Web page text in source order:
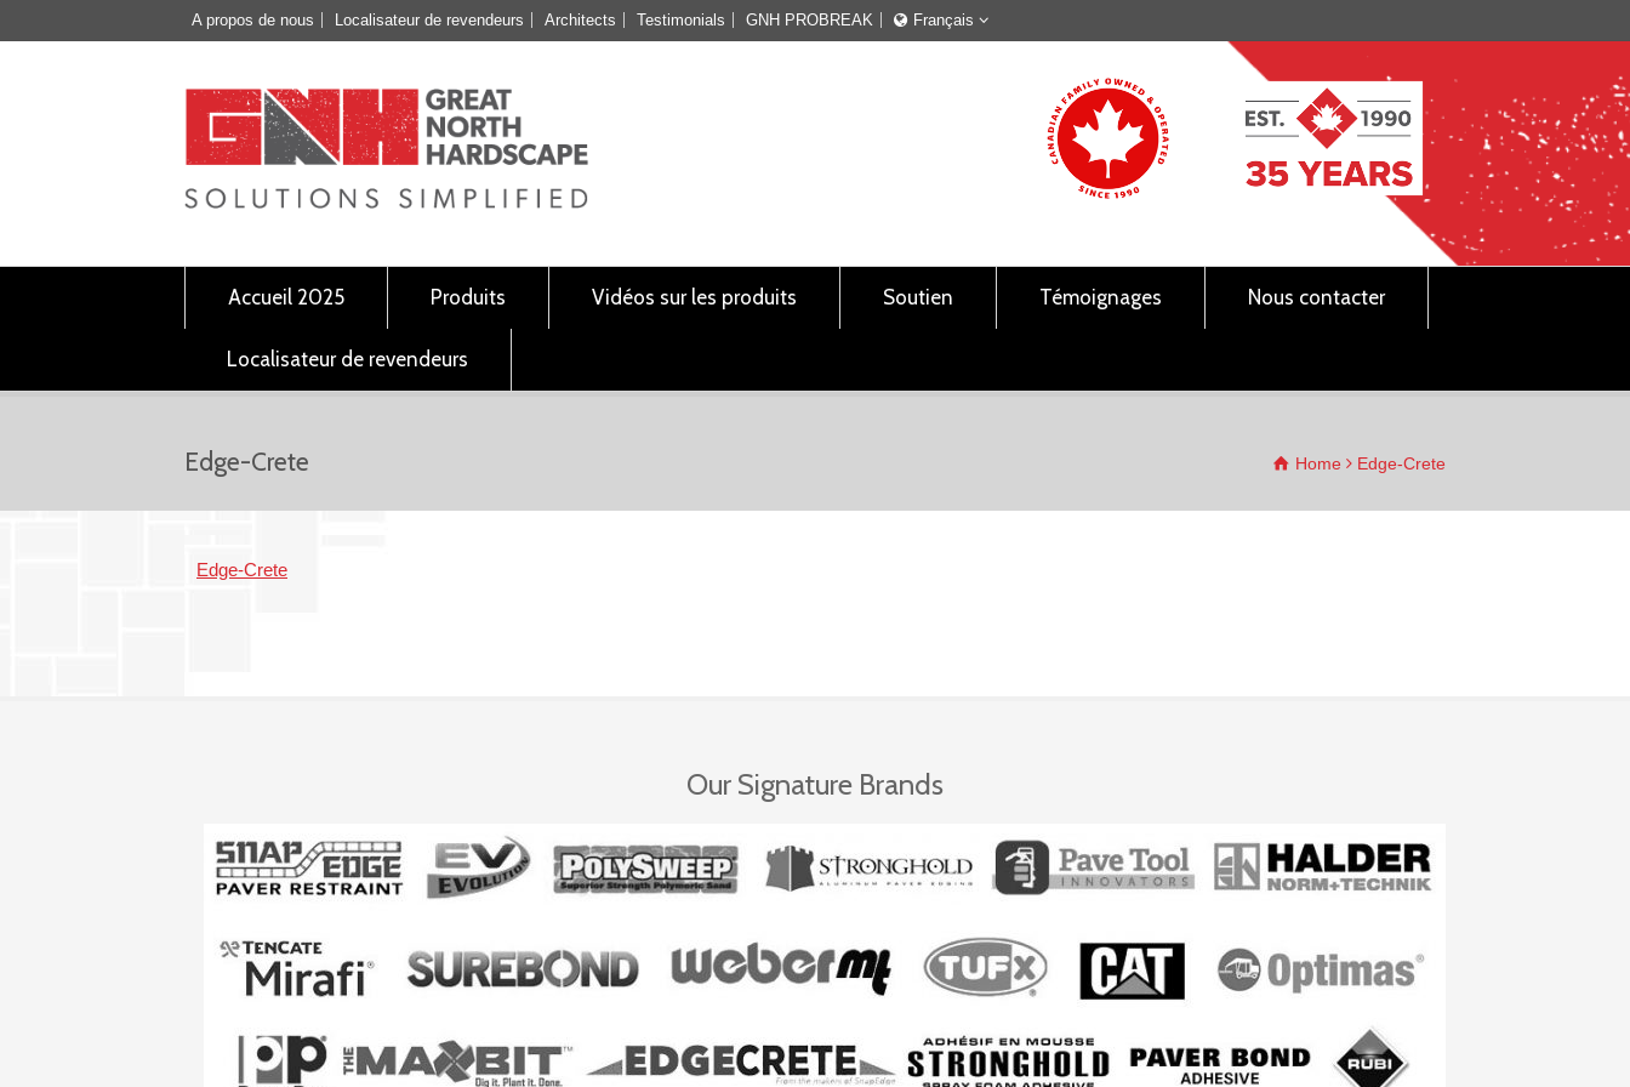
A propos de nous Localisateur de revendeurs Architects Testimonials GNH PROBREAK
Français
Accueil 2025 Produits Vidéos sur les produits Soutien Témoignages Nous contacter
Localisateur de revendeurs
Edge-Crete Home Edge-Crete
Edge-Crete
Our Signature Brands